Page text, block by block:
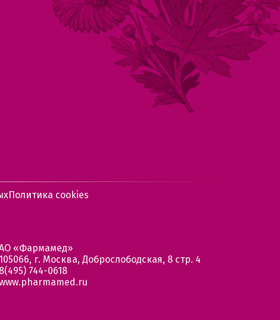
Политика cookies
«Фармамед»
105066, г. Москва, Доброслободская, 8 стр. 4
8(495) 744-0618